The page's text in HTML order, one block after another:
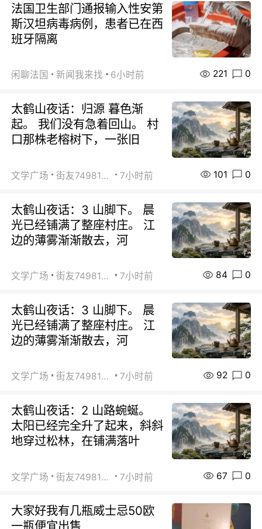
法国卫生部门通报输入性安第
斯汉坦病毒病例，患者已在西
班牙隔离
闲聊法国 新闻我来找 6小时前 221 0
太鹤山夜话：归源 暮色渐
起。 我们没有急着回山。 村
口那株老榕树下，一张旧
文学广场 街友74981146 7小时前 101 0
太鹤山夜话：3 山脚下。 晨
光已经铺满了整座村庄。 江
边的薄雾渐渐散去，河
文学广场 街友74981146 7小时前 84 0
太鹤山夜话：3 山脚下。 晨
光已经铺满了整座村庄。 江
边的薄雾渐渐散去，河
文学广场 街友74981146 7小时前 92 0
太鹤山夜话：2 山路蜿蜒。
太阳已经完全升了起来，斜斜
地穿过松林，在铺满落叶
文学广场 街友74981146 7小时前 67 0
大家好我有几瓶威士忌50欧
一瓶便宜出售